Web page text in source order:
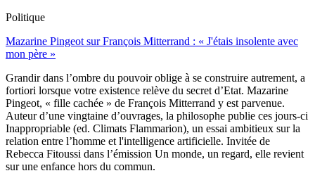
Politique
Mazarine Pingeot sur François Mitterrand : « J'étais insolente avec
mon père »
Grandir dans l’ombre du pouvoir oblige à se construire autrement, a
fortiori lorsque votre existence relève du secret d’Etat. Mazarine
Pingeot, « fille cachée » de François Mitterrand y est parvenue.
Auteur d’une vingtaine d’ouvrages, la philosophe publie ces jours-ci
Inappropriable (ed. Climats Flammarion), un essai ambitieux sur la
relation entre l’homme et l'intelligence artificielle. Invitée de
Rebecca Fitoussi dans l’émission Un monde, un regard, elle revient
sur une enfance hors du commun.